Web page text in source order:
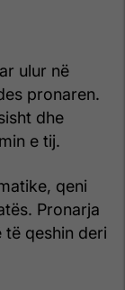
ulur në
pronaren.
dhe
e tij.
qeni
Pronarja
të qeshin deri